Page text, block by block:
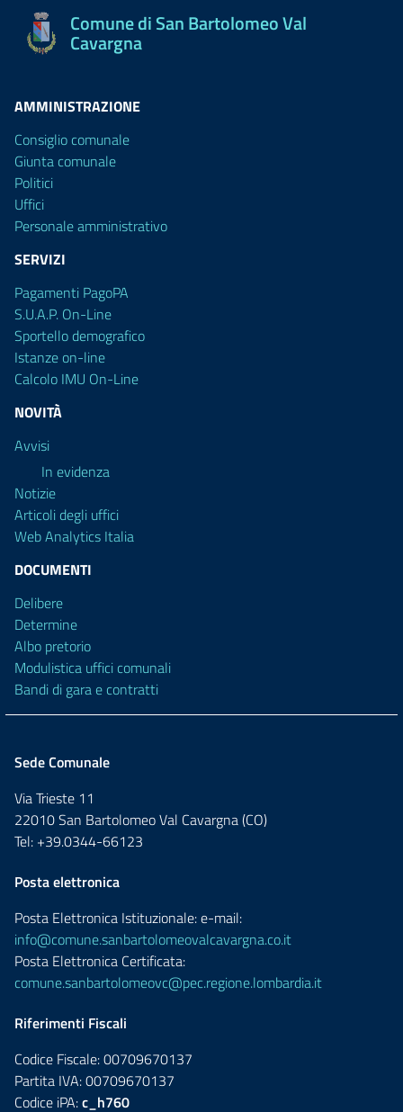
Comune di San Bartolomeo Val
Cavargna
AMMINISTRAZIONE
Consiglio comunale
Giunta comunale
Politici
Uffici
Personale amministrativo
SERVIZI
Pagamenti PagoPA
S.U.A.P. On-Line
Sportello demografico
Istanze on-line
Calcolo IMU On-Line
NOVITÀ
Avvisi
In evidenza
Notizie
Articoli degli uffici
Web Analytics Italia
DOCUMENTI
Delibere
Determine
Albo pretorio
Modulistica uffici comunali
Bandi di gara e contratti
Sede Comunale
Via Trieste 11
22010 San Bartolomeo Val Cavargna (CO)
Tel: +39.0344-66123
Posta elettronica
Posta Elettronica Istituzionale: e-mail:
info@comune.sanbartolomeovalcavargna.co.it
Posta Elettronica Certificata:
comune.sanbartolomeovc@pec.regione.lombardia.it
Riferimenti Fiscali
Codice Fiscale: 00709670137
Partita IVA: 00709670137
Codice iPA:c_h760